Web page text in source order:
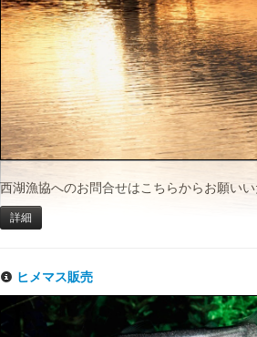
西湖漁協へのお問合せはこちらからお願いい
詳細
ヒメマス販売